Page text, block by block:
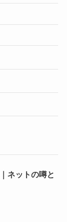
ネットの噂と